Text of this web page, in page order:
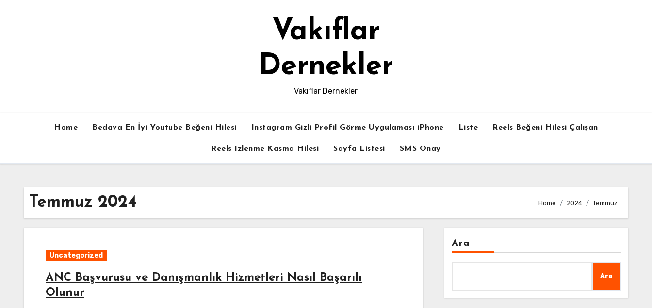
Vakıflar
Dernekler
Vakıflar Dernekler
Home Bedava En İyi Youtube Beğeni Hilesi Instagram Gizli Profil Görme Uygulaması iPhone Liste Reels Beğeni Hilesi Çalışan
Reels Izlenme Kasma Hilesi Sayfa Listesi SMS Onay
Temmuz 2024 Home 2024 Temmuz
Uncategorized
ANC Başvurusu ve Danışmanlık Hizmetleri Nasıl Başarılı
Olunur
Ara
Ara